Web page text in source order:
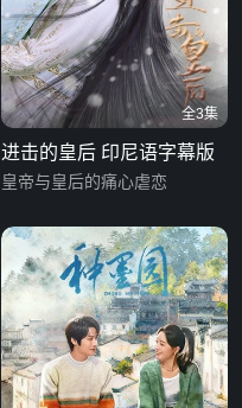
全3集
进击的皇后 印尼语字幕版
皇帝与皇后的痛心虐恋